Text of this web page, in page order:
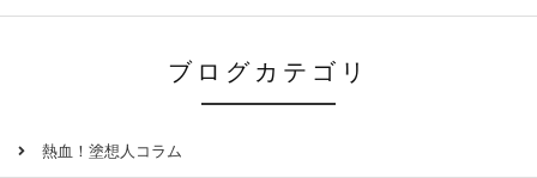
ブログカテゴリ
熱血！塗想人コラム